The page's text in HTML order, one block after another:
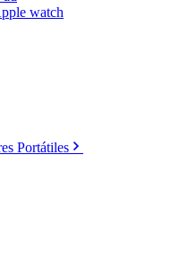
watch
Portátiles